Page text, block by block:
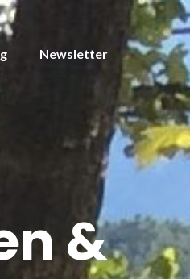
Newsletter
&